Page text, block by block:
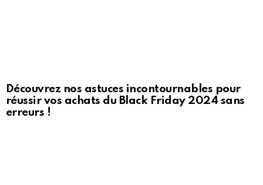
Découvrez nos astuces incontournables pour
réussir vos achats du Black Friday 2024 sans
erreurs !